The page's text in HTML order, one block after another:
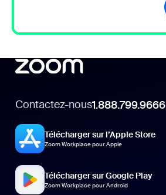
Contactez-nous1.888.799.9666
Télécharger sur l’Apple Store
Zoom Workplace pour Apple
Télécharger sur Google Play
Zoom Workplace pour Android